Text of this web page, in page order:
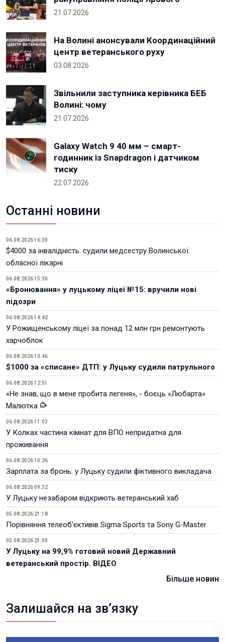
21.07.2026
На Волині анонсували Координаційний
центр ветеранського руху
03.08.2026
Звільнили заступника керівника БЕБ
Волині: чому
21.07.2026
Galaxy Watch 9 40 мм – смарт-
годинник із Snapdragon і датчиком
тиску
22.07.2026
Останні новини
06.08.2026 16:30
$4000 за інвалідність: судили медсестру Волинської
обласної лікарні
06.08.2026 15:30
«Бронювання» у луцькому ліцеї №15: вручили нові
підозри
06.08.2026 14:42
У Рожищенському ліцеї за понад 12 млн грн ремонтують
харчоблок
06.08.2026 13:46
$1000 за «списане» ДТП: у Луцьку судили патрульного
06.08.2026 12:51
«Не знав, що в мене пробита легеня», - боєць «Любарта»
Малютка
06.08.2026 11:03
У Колках частина кімнат для ВПО непридатна для
проживання
06.08.2026 10:26
Зарплата за бронь: у Луцьку судили фіктивного викладача
06.08.2026 09:32
У Луцьку незабаром відкриють ветеранський хаб
05.08.2026 21:18
Порівняння телеоб'єктивів Sigma Sports та Sony G-Master
05.08.2026 21:00
У Луцьку на 99,9% готовий новий Державний
ветеранський простір. ВІДЕО
Більше новин
Залишайся на зв’язку